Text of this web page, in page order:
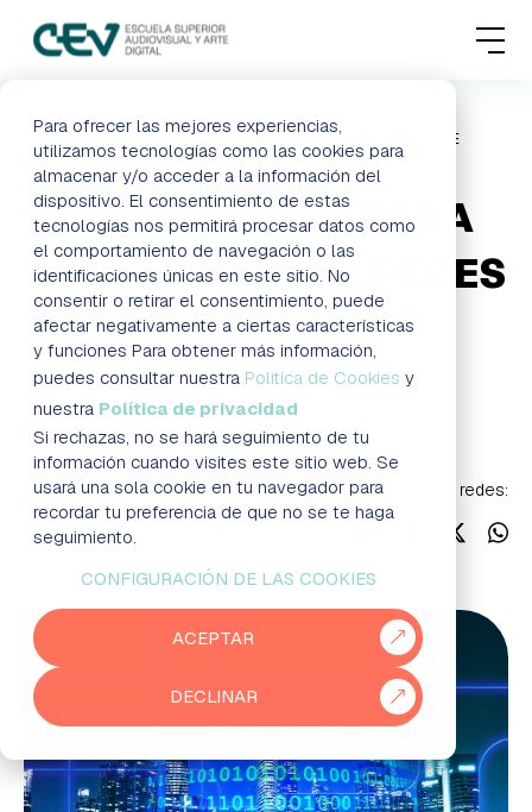
Para ofrecer las mejores experiencias,
utilizamos tecnologías como las cookies para
almacenar y/o acceder a la información del
dispositivo. El consentimiento de estas
tecnologías nos permitirá procesar datos como
el comportamiento de navegación o las
identificaciones únicas en este sitio. No
consentir o retirar el consentimiento, puede
afectar negativamente a ciertas características
y funciones Para obtener más información,
puedes consultar nuestra Política de Cookies y
nuestra Política de privacidad
Si rechazas, no se hará seguimiento de tu
información cuando visites este sitio web. Se
usará una sola cookie en tu navegador para
recordar tu preferencia de que no se te haga
seguimiento.
CONFIGURACIÓN DE LAS COOKIES
ACEPTAR
DECLINAR
MENU
FORMACIONES
ADMISIONES
ACTUALIDAD
ESCUELA
CONTACTO
RESERVAR PLAZA VISITAR ESCUELA
BLOG
EMPRESAS
PARTNERS
931 76 23 43
¿QUÉ ESTUDIAR PARA
SER TÉCNICO DE REDES
DE DATOS?
¿QUÉ ESTUDIAR PARA SER TÉCNICO DE
REDES DE DATOS?
Síguenos en redes: